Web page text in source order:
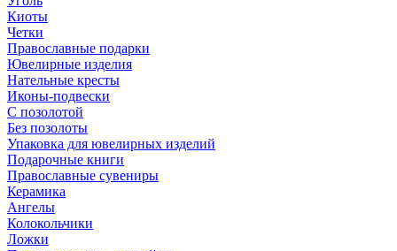
Киоты
Четки
Православные подарки
Ювелирные изделия
Нательные кресты
Иконы-подвески
С позолотой
Без позолоты
Упаковка для ювелирных изделий
Подарочные книги
Православные сувениры
Керамика
Ангелы
Колокольчики
Ложки